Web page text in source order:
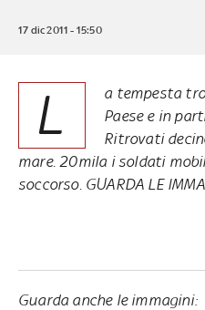
17 dic 2011 - 15:50
L
a tempesta
Paese e in
Ritrovati
mare. 20mila i soldati
soccorso. GUARDA LE
Guarda anche le immagini: